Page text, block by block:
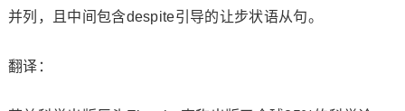
并列，且中间包含despite引导的让步状语从句。
翻译：